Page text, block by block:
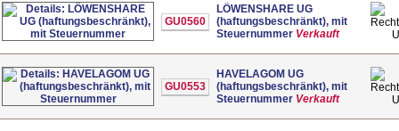
GU0560
LÖWENSHARE UG
(haftungsbeschränkt), mit
Steuernummer Verkauft
GU0553
HAVELAGOM UG
(haftungsbeschränkt), mit
Steuernummer Verkauft